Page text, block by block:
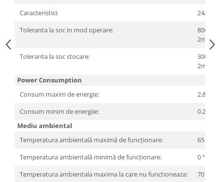
Multimedia
Foto & Video
Cloud si Aplicatii SaaS
Sisteme Videoconferinta
Securitate Date
Firewall
Antivirus
Caracteristici:
24/7
Toleranta la soc in mod operare:
80G @
2ms
Toleranta la soc stocare:
300G @
2ms
Power Consumption
Consum maxim de energie:
2.8 W
Consum minim de energiie:
0.25 W
Mediu ambiental
Temperatura ambientală maximă de funcționare:
65 °C
Temperatura ambientală minimă de funcționare:
0 °C
Temperatura ambientala maxima la care nu functioneaza:
70 °C